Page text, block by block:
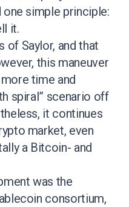
simple principle:
it.
of Saylor, and that
this maneuver
time and
spiral” scenario off
it continues
market, even
a Bitcoin- and
was the
consortium,